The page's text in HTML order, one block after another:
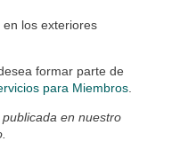
los exteriores
formar parte de
para Miembros
en nuestro